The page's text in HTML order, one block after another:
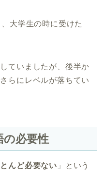
大学生の時に受けた
ていましたが、後半か
らにレベルが落ちてい
の必要性
んど必要ない 」という